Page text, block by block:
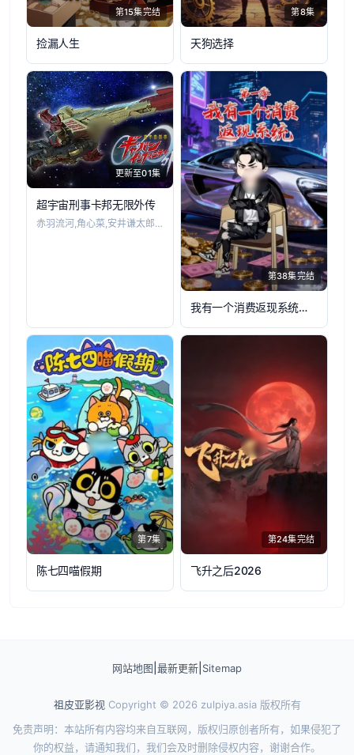
第15集完结
捡漏人生
第8集
天狗选择
更新至01集
超宇宙刑事卡邦无限外传
赤羽流河,角心菜,安井谦太郎,松永有纮,
第38集完结
我有一个消费返现系统第一季
第7集
陈七四喵假期
第24集完结
飞升之后2026
网站地图 最新更新 Sitemap
祖皮亚影视 Copyright © 2026 zulpiya.asia 版权所有
免责声明：本站所有内容均来自互联网，版权归原创者所有，如果侵犯了
你的权益，请通知我们，我们会及时删除侵权内容，谢谢合作。